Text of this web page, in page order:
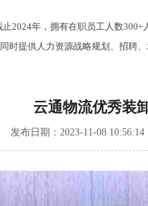
年，拥有在职员工人数
提供人力资源战略规划、招聘
云通物流优秀装
发布日期：2023-11-08